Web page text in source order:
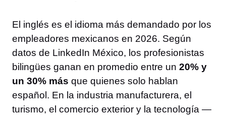
El inglés es el idioma más demandado por los
empleadores mexicanos en 2026. Según
datos de LinkedIn México, los profesionistas
bilingües ganan en promedio entre un 20% y
un 30% más que quienes solo hablan
español. En la industria manufacturera, el
turismo, el comercio exterior y la tecnología —